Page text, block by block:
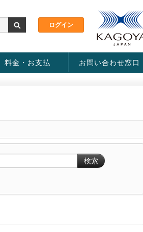
料金・お支払 お問い合わせ窓口
検索